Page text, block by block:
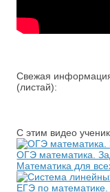
Свежая
(листай):
С этим видео
ОГЭ математика.
Математика для